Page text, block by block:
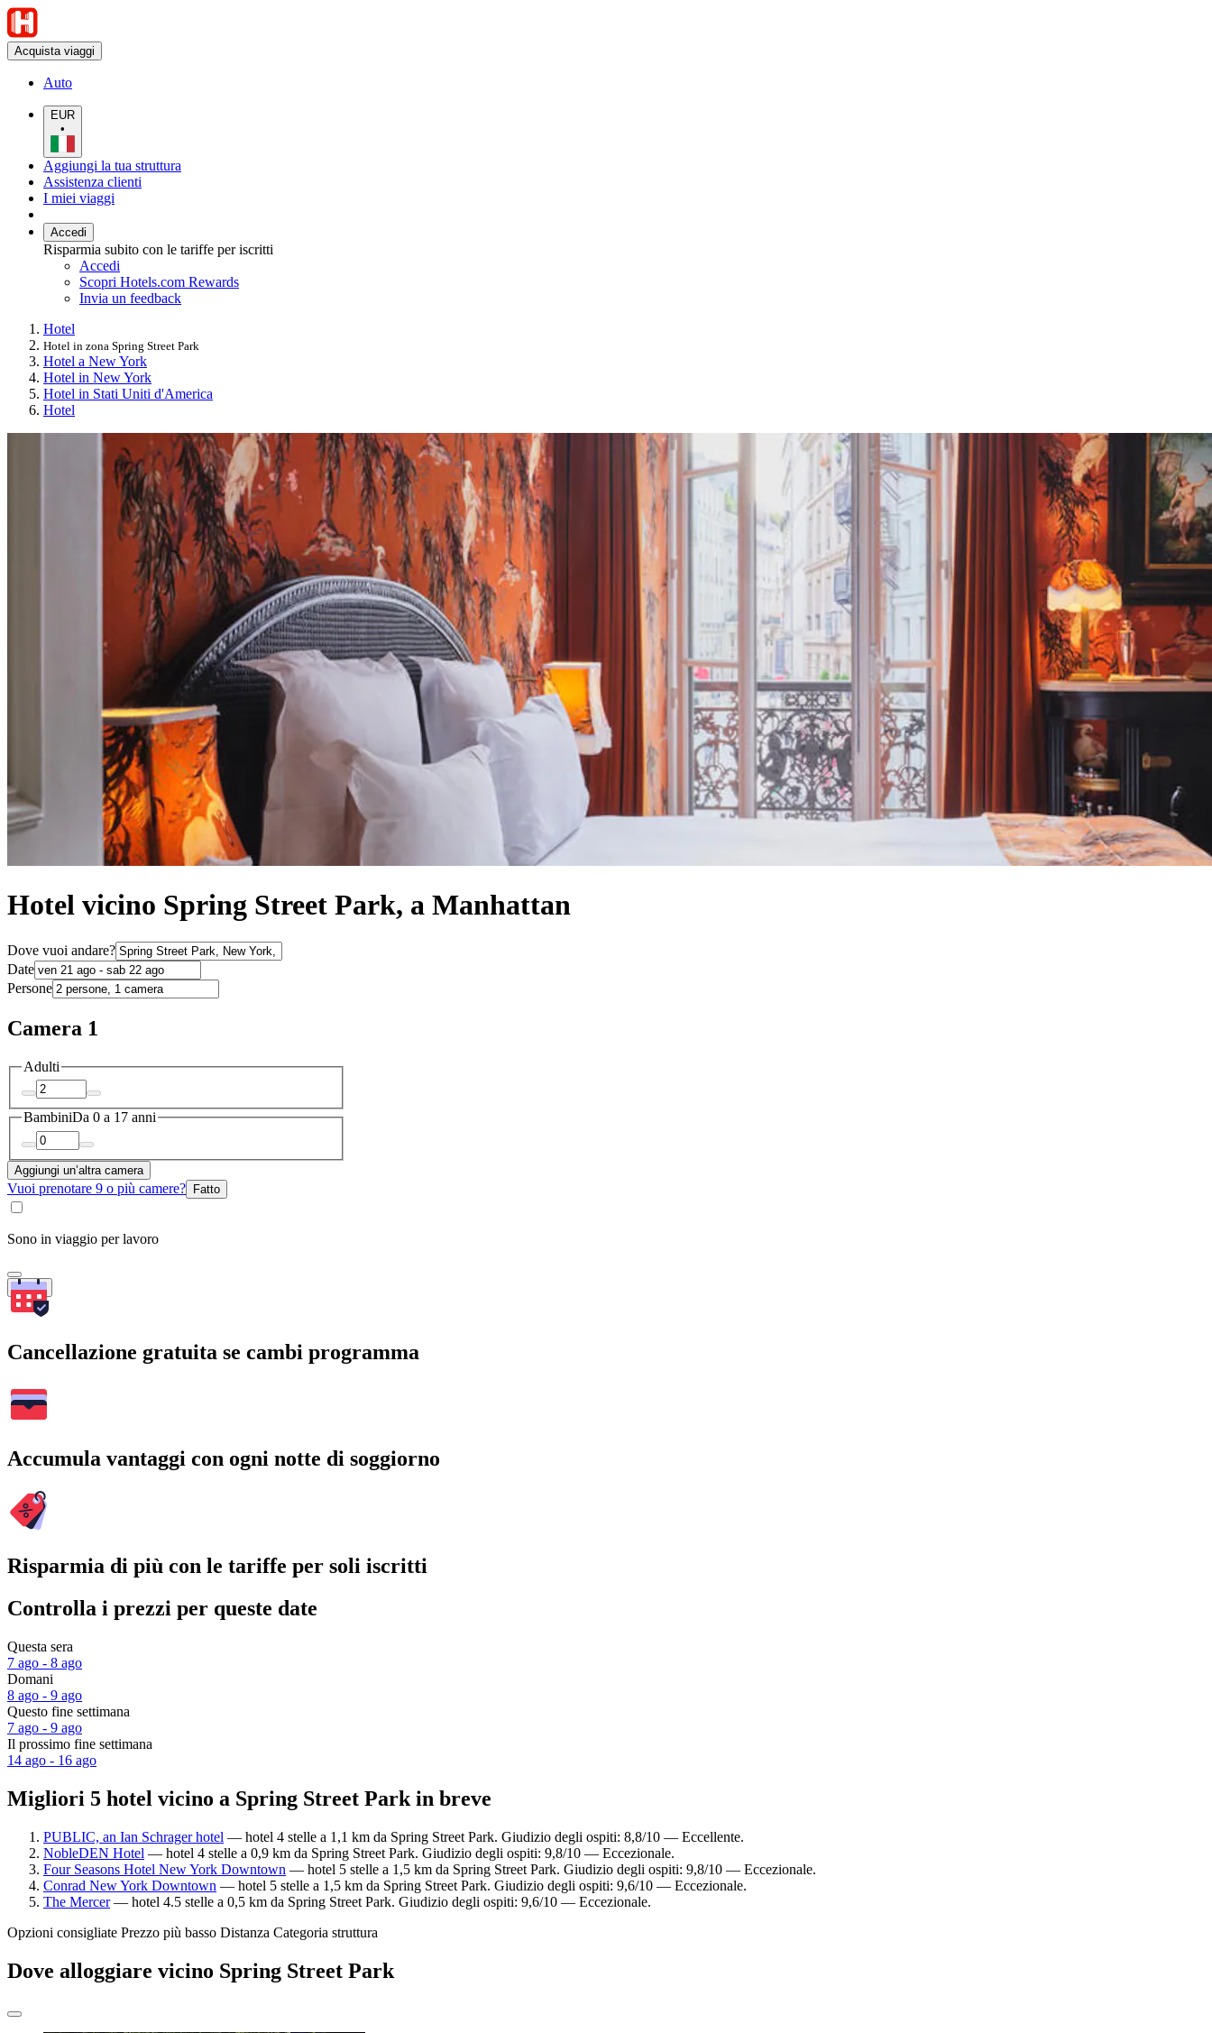
Acquista viaggi
Auto
EUR
•
Aggiungi la tua struttura
Assistenza clienti
I miei viaggi
Accedi
Risparmia subito con le tariffe per iscritti
Accedi
Scopri Hotels.com Rewards
Invia un feedback
Hotel
Hotel in zona Spring Street Park
Hotel a New York
Hotel in New York
Hotel in Stati Uniti d'America
Hotel
Hotel vicino Spring Street Park, a Manhattan
Dove vuoi andare?
Date
Persone
Camera 1
Adulti
BambiniDa 0 a 17 anni
Aggiungi un’altra camera
Vuoi prenotare 9 o più camere? Fatto
Sono in viaggio per lavoro
Cerca
Cancellazione gratuita se cambi programma
Accumula vantaggi con ogni notte di soggiorno
Risparmia di più con le tariffe per soli iscritti
Controlla i prezzi per queste date
Questa sera
7 ago - 8 ago
Domani
8 ago - 9 ago
Questo fine settimana
7 ago - 9 ago
Il prossimo fine settimana
14 ago - 16 ago
Migliori 5 hotel vicino a Spring Street Park in breve
PUBLIC, an Ian Schrager hotel — hotel 4 stelle a 1,1 km da Spring Street Park. Giudizio degli ospiti: 8,8/10 — Eccellente.
NobleDEN Hotel — hotel 4 stelle a 0,9 km da Spring Street Park. Giudizio degli ospiti: 9,8/10 — Eccezionale.
Four Seasons Hotel New York Downtown — hotel 5 stelle a 1,5 km da Spring Street Park. Giudizio degli ospiti: 9,8/10 — Eccezionale.
Conrad New York Downtown — hotel 5 stelle a 1,5 km da Spring Street Park. Giudizio degli ospiti: 9,6/10 — Eccezionale.
The Mercer— hotel 4.5 stelle a 0,5 km da Spring Street Park. Giudizio degli ospiti: 9,6/10 — Eccezionale.
Opzioni consigliate Prezzo più basso Distanza Categoria struttura
Dove alloggiare vicino Spring Street Park